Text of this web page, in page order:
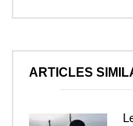
ARTICLES